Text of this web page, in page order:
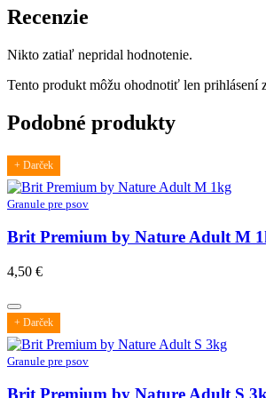
Recenzie
Nikto zatiaľ nepridal hodnotenie.
Tento produkt môžu ohodnotiť len prihlásení
Podobné produkty
+ Darček
Granule pre psov
Brit Premium by Nature Adult M
4,50 €
+ Darček
Granule pre psov